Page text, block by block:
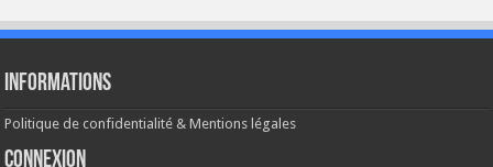
Informations
Politique de confidentialité & Mentions légales
Connexion